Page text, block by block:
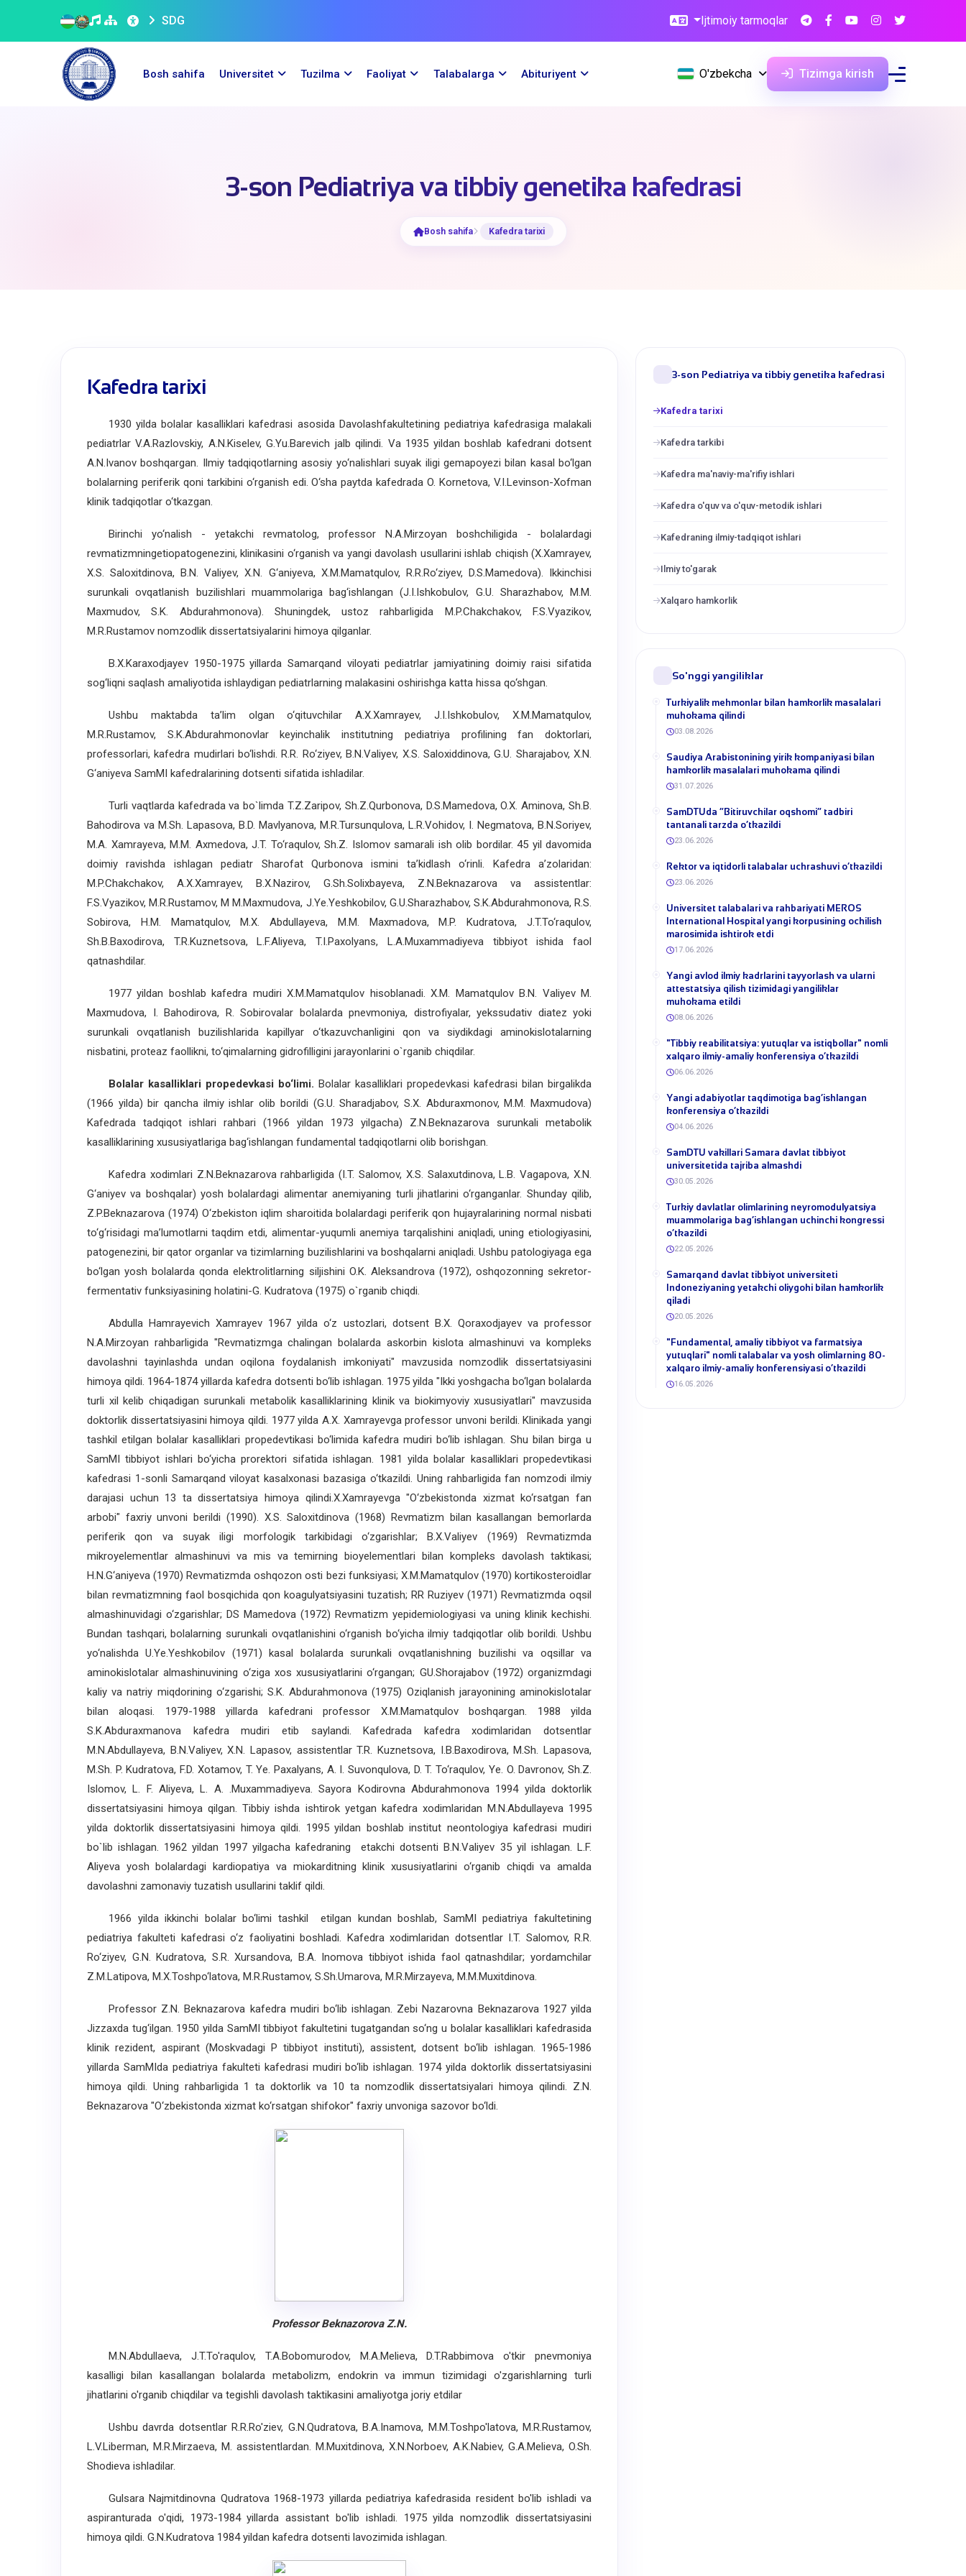
SDG Ijtimoiy tarmoqlar
Bosh sahifa Universitet Tuzilma Faoliyat Talabalarga Abituriyent O'zbekcha Tizimga kirish
3-son Pediatriya va tibbiy genetika kafedrasi
Bosh sahifa Kafedra tarixi
Kafedra tarixi
1930 yilda bolalar kasalliklari kafedrasi asosida Davolashfakultetining pediatriya kafedrasiga malakali
pediatrlar V.A.Razlovskiy, A.N.Kiselev, G.Yu.Barevich jalb qilindi. Va 1935 yildan boshlab kafedrani dotsent
A.N.Ivanov boshqargan. Ilmiy tadqiqotlarning asosiy yo‘nalishlari suyak iligi gemapoyezi bilan kasal bo‘lgan
bolalarning periferik qoni tarkibini o‘rganish edi. O‘sha paytda kafedrada O. Kornetova, V.I.Levinson-Xofman
klinik tadqiqotlar o‘tkazgan.
Birinchi yo‘nalish - yetakchi revmatolog, professor N.A.Mirzoyan boshchiligida - bolalardagi
revmatizmningetiopatogenezini, klinikasini o‘rganish va yangi davolash usullarini ishlab chiqish (X.Xamrayev,
X.S. Saloxitdinova, B.N. Valiyev, X.N. G‘aniyeva, X.M.Mamatqulov, R.R.Ro‘ziyev, D.S.Mamedova). Ikkinchisi
surunkali ovqatlanish buzilishlari muammolariga bag‘ishlangan (J.I.Ishkobulov, G.U. Sharazhabov, M.M.
Maxmudov, S.K. Abdurahmonova). Shuningdek, ustoz rahbarligida M.P.Chakchakov, F.S.Vyazikov,
M.R.Rustamov nomzodlik dissertatsiyalarini himoya qilganlar.
B.X.Karaxodjayev 1950-1975 yillarda Samarqand viloyati pediatrlar jamiyatining doimiy raisi sifatida
sog‘liqni saqlash amaliyotida ishlaydigan pediatrlarning malakasini oshirishga katta hissa qo‘shgan.
Ushbu maktabda ta’lim olgan o‘qituvchilar A.X.Xamrayev, J.I.Ishkobulov, X.M.Mamatqulov,
M.R.Rustamov, S.K.Abdurahmonovlar keyinchalik institutning pediatriya profilining fan doktorlari,
professorlari, kafedra mudirlari bo‘lishdi. R.R. Ro‘ziyev, B.N.Valiyev, X.S. Saloxiddinova, G.U. Sharajabov, X.N.
G‘aniyeva SamMI kafedralarining dotsenti sifatida ishladilar.
Turli vaqtlarda kafedrada va bo`limda T.Z.Zaripov, Sh.Z.Qurbonova, D.S.Mamedova, O.X. Aminova, Sh.B.
Bahodirova va M.Sh. Lapasova, B.D. Mavlyanova, M.R.Tursunqulova, L.R.Vohidov, I. Negmatova, B.N.Soriyev,
M.A. Xamrayeva, M.M. Axmedova, J.T. To‘raqulov, Sh.Z. Islomov samarali ish olib bordilar. 45 yil davomida
doimiy ravishda ishlagan pediatr Sharofat Qurbonova ismini ta’kidlash o‘rinli. Kafedra a’zolaridan:
M.P.Chakchakov, A.X.Xamrayev, B.X.Nazirov, G.Sh.Solixbayeva, Z.N.Beknazarova va assistentlar:
F.S.Vyazikov, M.R.Rustamov, M M.Maxmudova, J.Ye.Yeshkobilov, G.U.Sharazhabov, S.K.Abdurahmonova, R.S.
Sobirova, H.M. Mamatqulov, M.X. Abdullayeva, M.M. Maxmadova, M.P. Kudratova, J.T.To‘raqulov,
Sh.B.Baxodirova, T.R.Kuznetsova, L.F.Aliyeva, T.I.Paxolyans, L.A.Muxammadiyeva tibbiyot ishida faol
qatnashdilar.
1977 yildan boshlab kafedra mudiri X.M.Mamatqulov hisoblanadi. X.M. Mamatqulov B.N. Valiyev M.
Maxmudova, I. Bahodirova, R. Sobirovalar bolalarda pnevmoniya, distrofiyalar, yekssudativ diatez yoki
surunkali ovqatlanish buzilishlarida kapillyar o‘tkazuvchanligini qon va siydikdagi aminokislotalarning
nisbatini, proteaz faollikni, to‘qimalarning gidrofilligini jarayonlarini o`rganib chiqdilar.
Bolalar kasalliklari propedevkasi bo‘limi. Bolalar kasalliklari propedevkasi kafedrasi bilan birgalikda
(1966 yilda) bir qancha ilmiy ishlar olib borildi (G.U. Sharadjabov, S.X. Abduraxmonov, M.M. Maxmudova)
Kafedrada tadqiqot ishlari rahbari (1966 yildan 1973 yilgacha) Z.N.Beknazarova surunkali metabolik
kasalliklarining xususiyatlariga bag‘ishlangan fundamental tadqiqotlarni olib borishgan.
Kafedra xodimlari Z.N.Beknazarova rahbarligida (I.T. Salomov, X.S. Salaxutdinova, L.B. Vagapova, X.N.
G‘aniyev va boshqalar) yosh bolalardagi alimentar anemiyaning turli jihatlarini o‘rganganlar. Shunday qilib,
Z.P.Beknazarova (1974) O‘zbekiston iqlim sharoitida bolalardagi periferik qon hujayralarining normal nisbati
to‘g‘risidagi ma’lumotlarni taqdim etdi, alimentar-yuqumli anemiya tarqalishini aniqladi, uning etiologiyasini,
patogenezini, bir qator organlar va tizimlarning buzilishlarini va boshqalarni aniqladi. Ushbu patologiyaga ega
bo‘lgan yosh bolalarda qonda elektrolitlarning siljishini O.K. Aleksandrova (1972), oshqozonning sekretor-
fermentativ funksiyasining holatini-G. Kudratova (1975) o`rganib chiqdi.
Abdulla Hamrayevich Xamrayev 1967 yilda o‘z ustozlari, dotsent B.X. Qoraxodjayev va professor
N.A.Mirzoyan rahbarligida "Revmatizmga chalingan bolalarda askorbin kislota almashinuvi va kompleks
davolashni tayinlashda undan oqilona foydalanish imkoniyati" mavzusida nomzodlik dissertatsiyasini
himoya qildi. 1964-1874 yillarda kafedra dotsenti bo‘lib ishlagan. 1975 yilda "Ikki yoshgacha bo‘lgan bolalarda
turli xil kelib chiqadigan surunkali metabolik kasalliklarining klinik va biokimyoviy xususiyatlari" mavzusida
doktorlik dissertatsiyasini himoya qildi. 1977 yilda A.X. Xamrayevga professor unvoni berildi. Klinikada yangi
tashkil etilgan bolalar kasalliklari propedevtikasi bo‘limida kafedra mudiri bo‘lib ishlagan. Shu bilan birga u
SamMI tibbiyot ishlari bo‘yicha prorektori sifatida ishlagan. 1981 yilda bolalar kasalliklari propedevtikasi
kafedrasi 1-sonli Samarqand viloyat kasalxonasi bazasiga o‘tkazildi. Uning rahbarligida fan nomzodi ilmiy
darajasi uchun 13 ta dissertatsiya himoya qilindi.X.Xamrayevga "O‘zbekistonda xizmat ko‘rsatgan fan
arbobi" faxriy unvoni berildi (1990). X.S. Saloxitdinova (1968) Revmatizm bilan kasallangan bemorlarda
periferik qon va suyak iligi morfologik tarkibidagi o‘zgarishlar; B.X.Valiyev (1969) Revmatizmda
mikroyelementlar almashinuvi va mis va temirning bioyelementlari bilan kompleks davolash taktikasi;
H.N.G‘aniyeva (1970) Revmatizmda oshqozon osti bezi funksiyasi; X.M.Mamatqulov (1970) kortikosteroidlar
bilan revmatizmning faol bosqichida qon koagulyatsiyasini tuzatish; RR Ruziyev (1971) Revmatizmda oqsil
almashinuvidagi o‘zgarishlar; DS Mamedova (1972) Revmatizm yepidemiologiyasi va uning klinik kechishi.
Bundan tashqari, bolalarning surunkali ovqatlanishini o‘rganish bo‘yicha ilmiy tadqiqotlar olib borildi. Ushbu
yo‘nalishda U.Ye.Yeshkobilov (1971) kasal bolalarda surunkali ovqatlanishning buzilishi va oqsillar va
aminokislotalar almashinuvining o‘ziga xos xususiyatlarini o‘rgangan; GU.Shorajabov (1972) organizmdagi
kaliy va natriy miqdorining o‘zgarishi; S.K. Abdurahmonova (1975) Oziqlanish jarayonining aminokislotalar
bilan aloqasi. 1979-1988 yillarda kafedrani professor X.M.Mamatqulov boshqargan. 1988 yilda
S.K.Abduraxmanova kafedra mudiri etib saylandi. Kafedrada kafedra xodimlaridan dotsentlar
M.N.Abdullayeva, B.N.Valiyev, X.N. Lapasov, assistentlar T.R. Kuznetsova, I.B.Baxodirova, M.Sh. Lapasova,
M.Sh. P. Kudratova, F.D. Xotamov, T. Ye. Paxalyans, A. I. Suvonqulova, D. T. To‘raqulov, Ye. O. Davronov, Sh.Z.
Islomov, L. F. Aliyeva, L. A. .Muxammadiyeva. Sayora Kodirovna Abdurahmonova 1994 yilda doktorlik
dissertatsiyasini himoya qilgan. Tibbiy ishda ishtirok yetgan kafedra xodimlaridan M.N.Abdullayeva 1995
yilda doktorlik dissertatsiyasini himoya qildi. 1995 yildan boshlab institut neontologiya kafedrasi mudiri
bo`lib ishlagan. 1962 yildan 1997 yilgacha kafedraning etakchi dotsenti B.N.Valiyev 35 yil ishlagan. L.F.
Aliyeva yosh bolalardagi kardiopatiya va miokarditning klinik xususiyatlarini o‘rganib chiqdi va amalda
davolashni zamonaviy tuzatish usullarini taklif qildi.
1966 yilda ikkinchi bolalar bo‘limi tashkil etilgan kundan boshlab, SamMI pediatriya fakultetining
pediatriya fakulteti kafedrasi o‘z faoliyatini boshladi. Kafedra xodimlaridan dotsentlar I.T. Salomov, R.R.
Ro‘ziyev, G.N. Kudratova, S.R. Xursandova, B.A. Inomova tibbiyot ishida faol qatnashdilar; yordamchilar
Z.M.Latipova, M.X.Toshpo‘latova, M.R.Rustamov, S.Sh.Umarova, M.R.Mirzayeva, M.M.Muxitdinova.
Professor Z.N. Beknazarova kafedra mudiri bo‘lib ishlagan. Zebi Nazarovna Beknazarova 1927 yilda
Jizzaxda tug‘ilgan. 1950 yilda SamMI tibbiyot fakultetini tugatgandan so‘ng u bolalar kasalliklari kafedrasida
klinik rezident, aspirant (Moskvadagi P tibbiyot instituti), assistent, dotsent bo‘lib ishlagan. 1965-1986
yillarda SamMIda pediatriya fakulteti kafedrasi mudiri bo‘lib ishlagan. 1974 yilda doktorlik dissertatsiyasini
himoya qildi. Uning rahbarligida 1 ta doktorlik va 10 ta nomzodlik dissertatsiyalari himoya qilindi. Z.N.
Beknazarova "O‘zbekistonda xizmat ko‘rsatgan shifokor" faxriy unvoniga sazovor bo‘ldi.
Professor Beknazorova Z.N.
M.N.Abdullaeva, J.T.To'raqulov, T.A.Bobomurodov, M.A.Melieva, D.T.Rabbimova o'tkir pnevmoniya
kasalligi bilan kasallangan bolalarda metabolizm, endokrin va immun tizimidagi o'zgarishlarning turli
jihatlarini o'rganib chiqdilar va tegishli davolash taktikasini amaliyotga joriy etdilar
Ushbu davrda dotsentlar R.R.Ro'ziev, G.N.Qudratova, B.A.Inamova, M.M.Toshpo'latova, M.R.Rustamov,
L.V.Liberman, M.R.Mirzaeva, M. assistentlardan. M.Muxitdinova, X.N.Norboev, A.K.Nabiev, G.A.Melieva, O.Sh.
Shodieva ishladilar.
Gulsara Najmitdinovna Qudratova 1968-1973 yillarda pediatriya kafedrasida resident bo'lib ishladi va
aspiranturada o'qidi, 1973-1984 yillarda assistant bo'lib ishladi. 1975 yilda nomzodlik dissertatsiyasini
himoya qildi. G.N.Kudratova 1984 yildan kafedra dotsenti lavozimida ishlagan.
3-son Pediatriya va tibbiy genetika kafedrasi
Kafedra tarixi
Kafedra tarkibi
Kafedra ma'naviy-ma'rifiy ishlari
Kafedra o'quv va o'quv-metodik ishlari
Kafedraning ilmiy-tadqiqot ishlari
Ilmiy to'garak
Xalqaro hamkorlik
So'nggi yangiliklar
Turkiyalik mehmonlar bilan hamkorlik masalalari
muhokama qilindi
03.08.2026
​Saudiya Arabistonining yirik kompaniyasi bilan
hamkorlik masalalari muhokama qilindi
31.07.2026
​SamDTUda “Bitiruvchilar oqshomi” tadbiri
tantanali tarzda o‘tkazildi
23.06.2026
​Rektor va iqtidorli talabalar uchrashuvi o‘tkazildi
23.06.2026
Universitet talabalari va rahbariyati MEROS
International Hospital yangi korpusining ochilish
marosimida ishtirok etdi
17.06.2026
Yangi avlod ilmiy kadrlarini tayyorlash va ularni
attestatsiya qilish tizimidagi yangiliklar
muhokama etildi
08.06.2026
​"Tibbiy reabilitatsiya: yutuqlar va istiqbollar" nomli
xalqaro ilmiy-amaliy konferensiya o‘tkazildi
06.06.2026
​Yangi adabiyotlar taqdimotiga bag‘ishlangan
konferensiya o‘tkazildi
04.06.2026
SamDTU vakillari Samara davlat tibbiyot
universitetida tajriba almashdi
30.05.2026
​Turkiy davlatlar olimlarining neyromodulyatsiya
muammolariga bag‘ishlangan uchinchi kongressi
o‘tkazildi
22.05.2026
Samarqand davlat tibbiyot universiteti
Indoneziyaning yetakchi oliygohi bilan hamkorlik
qiladi
20.05.2026
​"Fundamental, amaliy tibbiyot va farmatsiya
yutuqlari" nomli talabalar va yosh olimlarning 80-
xalqaro ilmiy-amaliy konferensiyasi o‘tkazildi
16.05.2026